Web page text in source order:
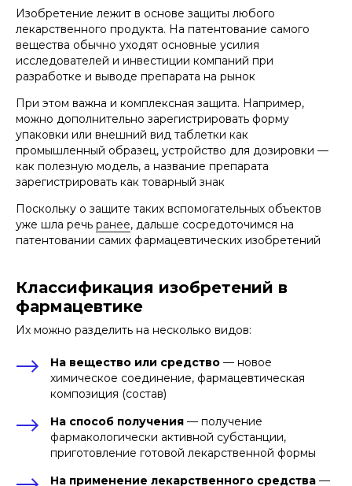
Изобретение лежит в основе защиты любого
лекарственного продукта. На патентование самого
вещества обычно уходят основные усилия
исследователей и инвестиции компаний при
разработке и выводе препарата на рынок
При этом важна и комплексная защита. Например,
можно дополнительно зарегистрировать форму
упаковки или внешний вид таблетки как
промышленный образец, устройство для дозировки —
как полезную модель, а название препарата
зарегистрировать как товарный знак
Поскольку о защите таких вспомогательных объектов
уже шла речь ранее, дальше сосредоточимся на
патентовании самих фармацевтических изобретений
Классификация изобретений в
фармацевтике
Их можно разделить на несколько видов:
На вещество или средство — новое
химическое соединение, фармацевтическая
композиция (состав)
На способ получения — получение
фармакологически активной субстанции,
приготовление готовой лекарственной формы
На применение лекарственного средства —